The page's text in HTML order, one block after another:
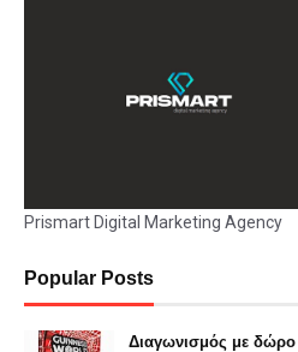
Prismart Digital Marketing Agency
Popular Posts
Διαγωνισμός με δώρο